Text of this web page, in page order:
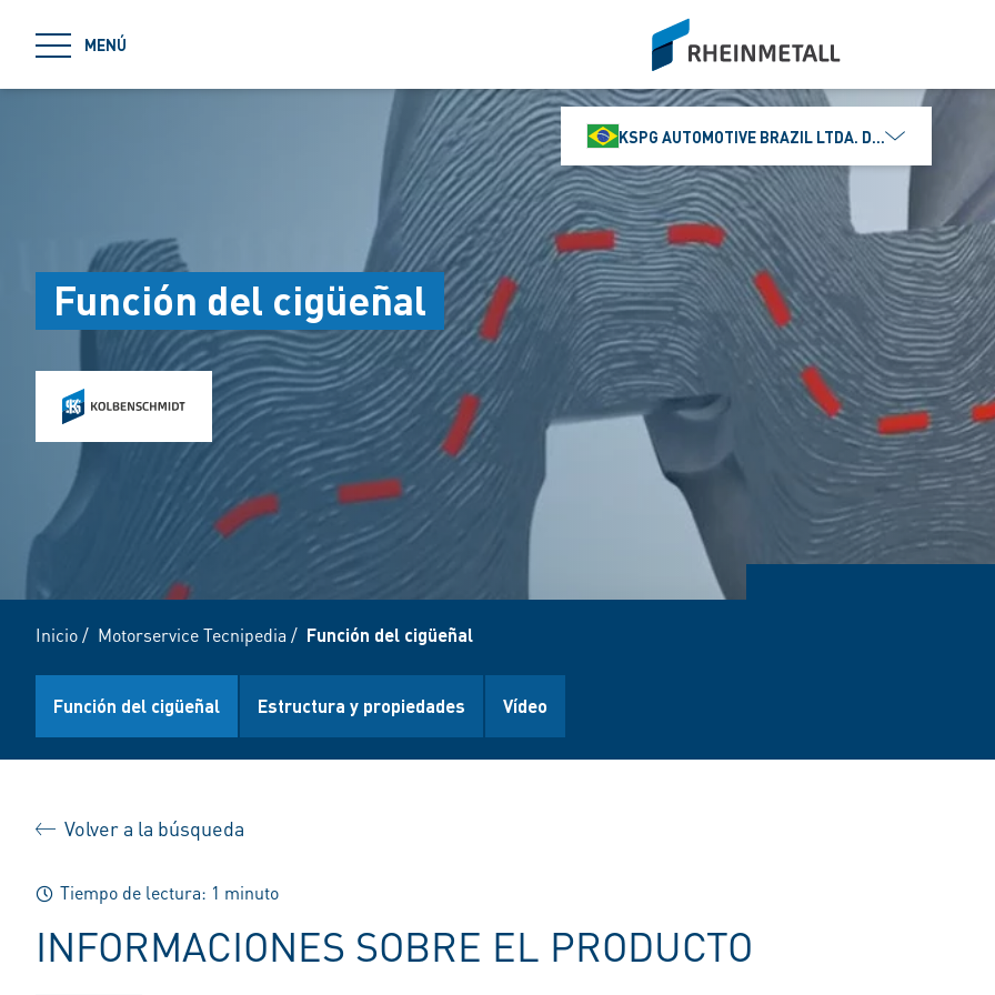
MENÚ
siteLogo
KSPG AUTOMOTIVE BRAZIL LTDA. DIVISÃO MS
Función del cigüeñal
Inicio/ Motorservice Tecnipedia / Función del cigüeñal
Función del cigüeñal Estructura y propiedades Vídeo
Volver a la búsqueda
Tiempo de lectura: 1 minuto
INFORMACIONES SOBRE EL PRODUCTO